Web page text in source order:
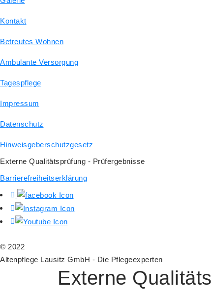
Kontakt
Betreutes Wohnen
Ambulante Versorgung
Tagespflege
Impressum
Datenschutz
Hinweisgeberschutzgesetz
Externe Qualitätsprüfung - Prüfergebnisse
Barrierefreiheitserklärung
© 2022
Altenpflege Lausitz GmbH - Die Pflegeexperten
Externe